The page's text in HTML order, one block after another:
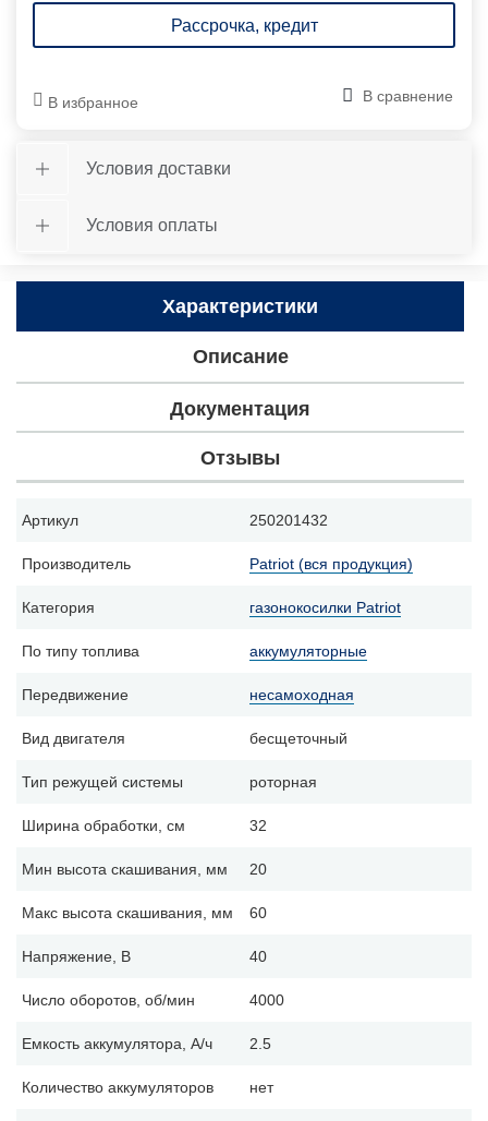
Рассрочка, кредит
В избранное В сравнение
Условия доставки
Условия оплаты
Характеристики
Описание
Документация
Отзывы
Артикул 250201432
Производитель Patriot (вся продукция)
Категория газонокосилки Patriot
По типу топлива аккумуляторные
Передвижение несамоходная
Вид двигателя бесщеточный
Тип режущей системы роторная
Ширина обработки, см 32
Мин высота скашивания, мм 20
Макс высота скашивания, мм 60
Напряжение, В 40
Число оборотов, об/мин 4000
Емкость аккумулятора, А/ч 2.5
Количество аккумуляторов нет